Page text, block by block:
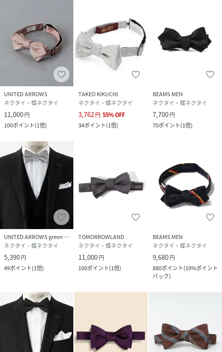
UNITED ARROWS
ネクタイ・蝶ネクタイ
11,000円
100ポイント(1倍)
TAKEO KIKUCHI
ネクタイ・蝶ネクタイ
3,762 円 55%OFF
34ポイント(1倍)
BEAMS MEN
ネクタイ・蝶ネクタイ
7,700円
70ポイント(1倍)
UNITED ARROWS green label relaxing
ネクタイ・蝶ネクタイ
5,390円
49ポイント(1倍)
TOMORROWLAND
ネクタイ・蝶ネクタイ
11,000円
100ポイント(1倍)
BEAMS MEN
ネクタイ・蝶ネクタイ
9,680円
880ポイント(10%ポイント
バック)